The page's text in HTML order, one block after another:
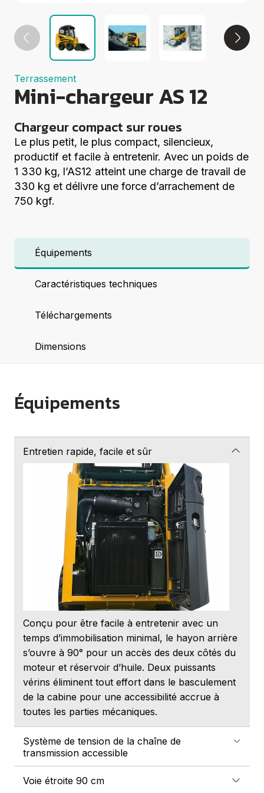
Equipements
Divers
Elévation
Compactage
Centrales à
béton
Démolition
Voir tout
Terrassement
Mini-chargeur AS 12
Chargeur compact sur roues
Le plus petit, le plus compact, silencieux,
productif et facile à entretenir. Avec un poids de
1 330 kg, l’AS12 atteint une charge de travail de
330 kg et délivre une force d’arrachement de
750 kgf.
Équipements
Caractéristiques techniques
Téléchargements
Dimensions
Équipements
Entretien rapide, facile et sûr
Conçu pour être facile à entretenir avec un
temps d’immobilisation minimal, le hayon arrière
s’ouvre à 90° pour un accès des deux côtés du
moteur et réservoir d’huile. Deux puissants
vérins éliminent tout effort dans le basculement
de la cabine pour une accessibilité accrue à
toutes les parties mécaniques.
Système de tension de la chaîne de
transmission accessible
Voie étroite 90 cm